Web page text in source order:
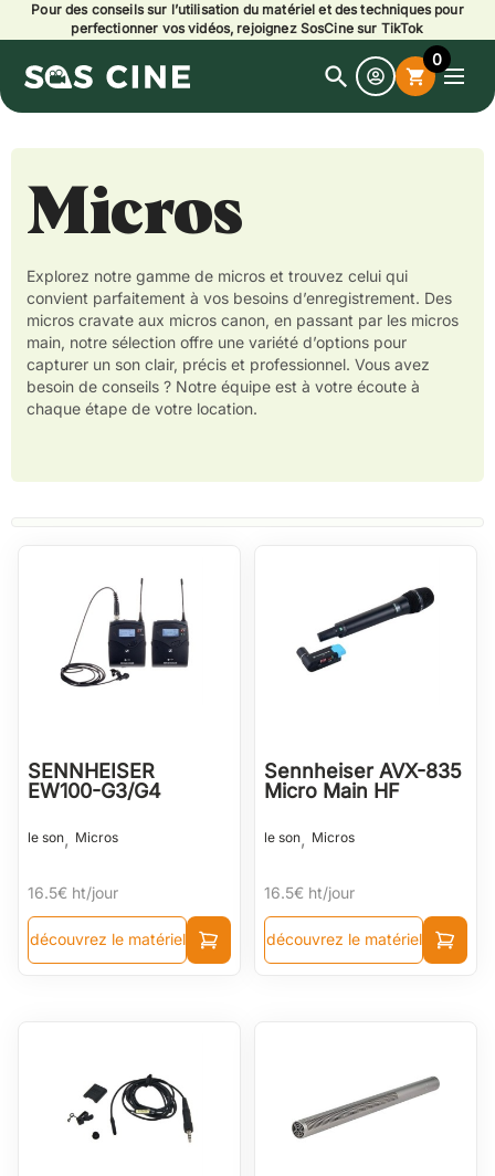
Pour des conseils sur l’utilisation du matériel et des techniques pour
perfectionner vos vidéos, rejoignez SosCine sur TikTok
search
Open
shopping_cart
0
Micros
Explorez notre gamme de micros et trouvez celui qui
convient parfaitement à vos besoins d’enregistrement. Des
micros cravate aux micros canon, en passant par les micros
main, notre sélection offre une variété d’options pour
capturer un son clair, précis et professionnel. Vous avez
besoin de conseils ? Notre équipe est à votre écoute à
chaque étape de votre location.
SENNHEISER
EW100-G3/G4
le son, Micros
16.5€ ht/jour
découvrez le matériel
Sennheiser AVX-835
Micro Main HF
le son, Micros
16.5€ ht/jour
découvrez le matériel